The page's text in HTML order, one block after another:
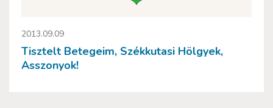
2013.09.09
Tisztelt Betegeim, Székkutasi Hölgyek,
Asszonyok!